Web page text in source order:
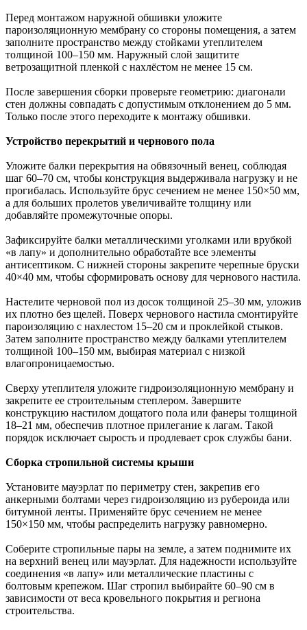
Перед монтажом наружной обшивки уложите
пароизоляционную мембрану со стороны помещения, а затем
заполните пространство между стойками утеплителем
толщиной 100–150 мм. Наружный слой защитите
ветрозащитной пленкой с нахлёстом не менее 15 см.
После завершения сборки проверьте геометрию: диагонали
стен должны совпадать с допустимым отклонением до 5 мм.
Только после этого переходите к монтажу обшивки.
Устройство перекрытий и чернового пола
Уложите балки перекрытия на обвязочный венец, соблюдая
шаг 60–70 см, чтобы конструкция выдерживала нагрузку и не
прогибалась. Используйте брус сечением не менее 150×50 мм,
а для больших пролетов увеличивайте толщину или
добавляйте промежуточные опоры.
Зафиксируйте балки металлическими уголками или врубкой
«в лапу» и дополнительно обработайте все элементы
антисептиком. С нижней стороны закрепите черепные бруски
40×40 мм, чтобы сформировать основу для чернового настила.
Настелите черновой пол из досок толщиной 25–30 мм, уложив
их плотно без щелей. Поверх чернового настила смонтируйте
пароизоляцию с нахлестом 15–20 см и проклейкой стыков.
Затем заполните пространство между балками утеплителем
толщиной 100–150 мм, выбирая материал с низкой
влагопроницаемостью.
Сверху утеплителя уложите гидроизоляционную мембрану и
закрепите ее строительным степлером. Завершите
конструкцию настилом дощатого пола или фанеры толщиной
18–21 мм, обеспечив плотное прилегание к лагам. Такой
порядок исключает сырость и продлевает срок службы бани.
Сборка стропильной системы крыши
Установите мауэрлат по периметру стен, закрепив его
анкерными болтами через гидроизоляцию из рубероида или
битумной ленты. Применяйте брус сечением не менее
150×150 мм, чтобы распределить нагрузку равномерно.
Соберите стропильные пары на земле, а затем поднимите их
на верхний венец или мауэрлат. Для надежности используйте
соединения «в лапу» или металлические пластины с
болтовым крепежом. Шаг стропил выбирайте 60–90 см в
зависимости от веса кровельного покрытия и региона
строительства.